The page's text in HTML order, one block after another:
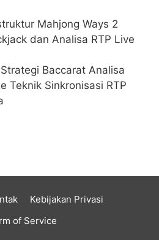
Mahjong Ways 2
dan Analisa RTP Live
Baccarat Analisa
Teknik Sinkronisasi RTP
Kebijakan Privasi
of Service